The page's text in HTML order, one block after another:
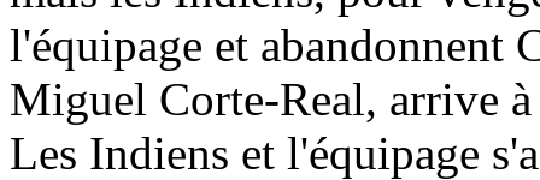
l'équipage et abandonnent
Miguel Corte-Real, arrive
Les Indiens et l'équipage